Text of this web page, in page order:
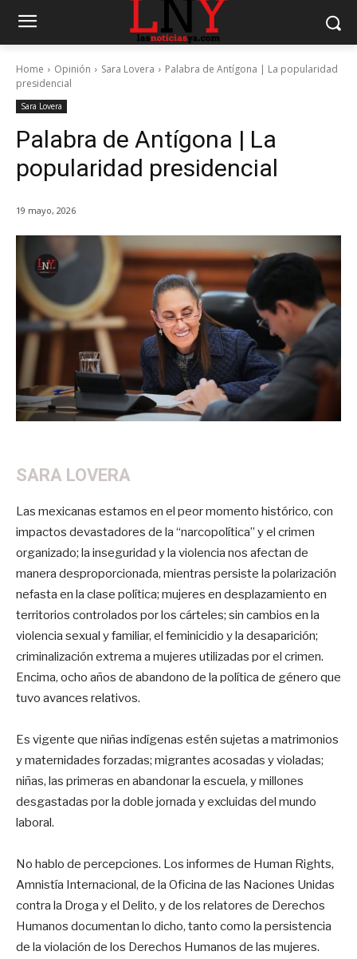
Home Opinión Sara Lovera
Palabra de Antígona | La popularidad
presidencial
Sara Lovera
Palabra de Antígona | La
popularidad presidencial
19 mayo, 2026
SARA LOVERA
Las mexicanas estamos en el peor momento histórico, con
impactos devastadores de la “narcopolítica” y el crimen
organizado; la inseguridad y la violencia nos afectan de
manera desproporcionada, mientras persiste la polarización
nefasta en la clase política; mujeres en desplazamiento en
territorios controlados por los cárteles; sin cambios en la
violencia sexual y familiar, el feminicidio y la desaparición;
criminalización extrema a mujeres utilizadas por el crimen.
Encima, ocho años de abandono de la política de género que
tuvo avances relativos.
Es vigente que niñas indígenas estén sujetas a matrimonios
y maternidades forzadas; migrantes acosadas y violadas;
niñas, las primeras en abandonar la escuela, y millones
desgastadas por la doble jornada y excluidas del mundo
laboral.
No hablo de percepciones. Los informes de Human Rights,
Amnistía Internacional, de la Oficina de las Naciones Unidas
contra la Droga y el Delito, y de los relatores de Derechos
Humanos documentan lo dicho, tanto como la persistencia
de la violación de los Derechos Humanos de las mujeres.